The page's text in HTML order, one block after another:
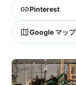
Pinterest
Google マップ